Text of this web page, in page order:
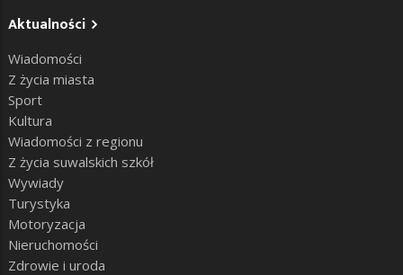
Aktualności
Wiadomości
Z życia miasta
Sport
Kultura
Wiadomości z regionu
Z życia suwalskich szkół
Wywiady
Turystyka
Motoryzacja
Nieruchomości
Zdrowie i uroda